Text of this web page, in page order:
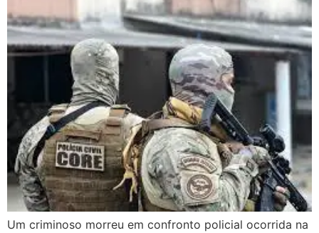
Um criminoso morreu em confronto policial ocorrida na